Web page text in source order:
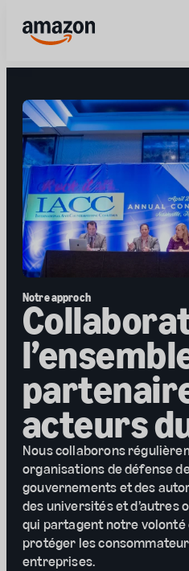
Notre approch
acteurs
Nous collaborons
organisations de défense
gouvernements et des
des universités et d’autres
qui partagent notre volonté
protéger les
entreprises.